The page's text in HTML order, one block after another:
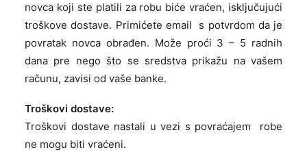
novca koji ste platili za robu biće vraćen, isključujući
troškove dostave. Primićete email s potvrdom da je
povratak novca obrađen. Može proći 3 – 5 radnih
dana pre nego što se sredstva prikažu na vašem
računu, zavisi od vaše banke.
Troškovi dostave:
Troškovi dostave nastali u vezi s povraćajem robe
ne mogu biti vraćeni.